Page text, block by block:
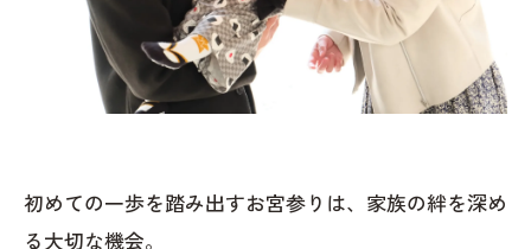
初めての一歩を踏み出すお宮参りは、家族の絆を深め
る大切な機会。